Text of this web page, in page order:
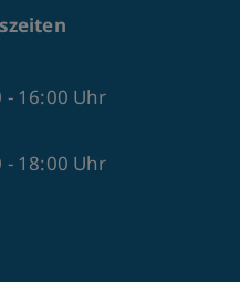
16:00 Uhr
18:00 Uhr